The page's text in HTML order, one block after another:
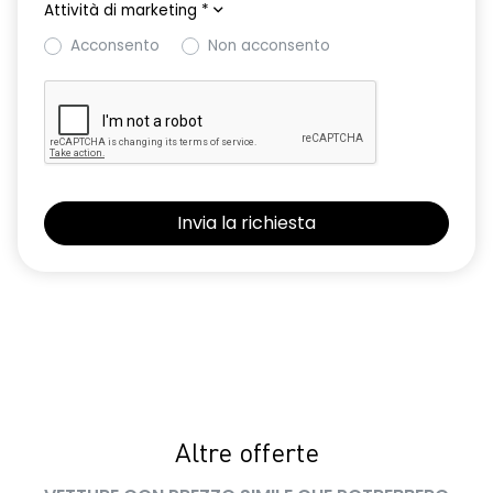
smartphone replication wireless
specchietti esterni asferici, regolabili e autosbrinanti
elettricamente
vano portaoggetti sopra il parabrezza
Attività di marketing *
Acconsento
Non acconsento
Altre offerte